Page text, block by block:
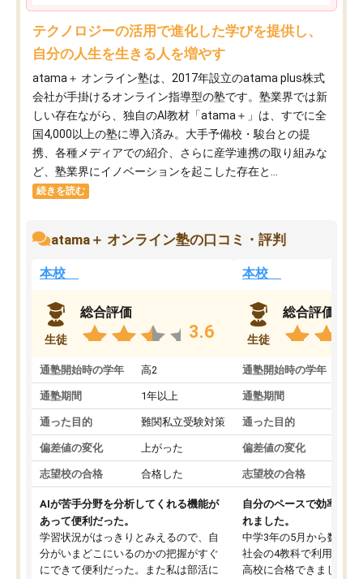
テクノロジーの活用で進化した学びを提供し、
自分の人生を生きる人を増やす
atama＋ オンライン塾は、2017年設立のatama plus株式
会社が手掛けるオンライン指導型の塾です。塾業界では新
しい存在ながら、独自のAI教材「atama＋」は、すでに全
国4,000以上の塾に導入済み。大手予備校・駿台との提
携、各種メディアでの紹介、さらに産学連携の取り組みな
ど、塾業界にイノベーションを起こした存在と...
続きを読む
atama＋ オンライン塾の口コミ・評判
本校
生徒
総合評価
3.6
通塾開始時の学年 高2
通塾期間 1年以上
通った目的 難関私立受験対策
偏差値の変化 上がった
志望校の合格 合格した
AIが苦手分野を分析してくれる機能が
あって便利だった。
学習状況がはっきりとみえるので、自
分がいまどこにいるのかの把握がすぐ
にできて便利だった。また私は部活に
本校
生徒
総合評価
通塾開始時の学年
通塾期間
通った目的
偏差値の変化
志望校の合格
自分のペースで効率よく
れました。
中学3年の5月から数学・
社会の4教科で利用し、
高校に合格できました。